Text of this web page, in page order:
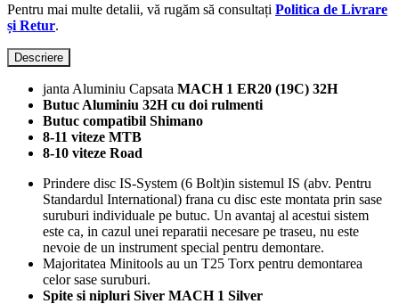
Pentru mai multe detalii, vă rugăm să consultați Politica de Livrare
și Retur.
Descriere
janta Aluminiu Capsata MACH 1 ER20 (19C) 32H
Butuc Aluminiu 32H cu doi rulmenti
Butuc compatibil Shimano
8-11 viteze MTB
8-10 viteze Road
Prindere disc IS-System (6 Bolt)in sistemul IS (abv. Pentru
Standardul International) frana cu disc este montata prin sase
suruburi individuale pe butuc. Un avantaj al acestui sistem
este ca, in cazul unei reparatii necesare pe traseu, nu este
nevoie de un instrument special pentru demontare.
Majoritatea Minitools au un T25 Torx pentru demontarea
celor sase suruburi.
Spite si nipluri Siver MACH 1 Silver